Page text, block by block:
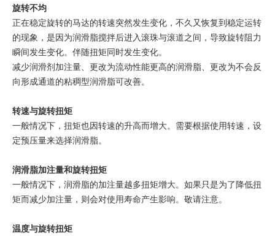
旋转不均
正在稳定旋转的马达的转速突然发生变化，不久又恢复到稳定运转
的现象，是因为润滑脂搅拌后进入滚珠与滚道之间，导致旋转阻力
瞬间发生变化。伴随扭矩同时发生变化。
减少润滑剂加注量、更改为流动性能更高的润滑脂、更改为不会反
向形成通道的粘稠型润滑脂可改善。
转速与旋转扭矩
一般情况下，扭矩也因转速的升高而增大。需要根据使用转速，设
定预压量来选择润滑脂。
润滑脂加注量和旋转扭矩
一般情况下，润滑脂的加注量越多扭矩增大。如果只是为了降低扭
矩而减少加注量，则会对使用寿命产生影响。敬请注意。
温度与旋转扭矩